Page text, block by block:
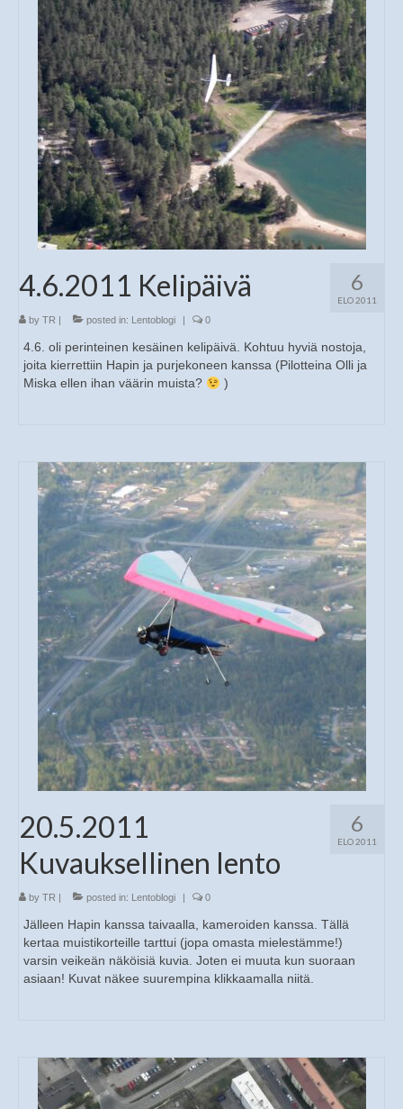
6
ELO 2011
4.6.2011 Kelipäivä
by TR posted in: Lentoblogi 0
4.6. oli perinteinen kesäinen kelipäivä. Kohtuu hyviä nostoja,
joita kierrettiin Hapin ja purjekoneen kanssa (Pilotteina Olli ja
Miska ellen ihan väärin muista?
)
6
ELO 2011
20.5.2011
Kuvauksellinen lento
by TR posted in: Lentoblogi 0
Jälleen Hapin kanssa taivaalla, kameroiden kanssa. Tällä
kertaa muistikorteille tarttui (jopa omasta mielestämme!)
varsin veikeän näköisiä kuvia. Joten ei muuta kun suoraan
asiaan! Kuvat näkee suurempina klikkaamalla niitä.